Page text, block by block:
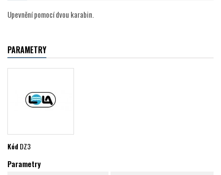
Upevnění pomocí dvou karabin.
PARAMETRY
KódDZ3
Parametry